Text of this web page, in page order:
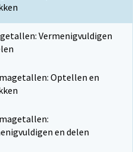
Vermenigvuldigen
Optellen en
en delen